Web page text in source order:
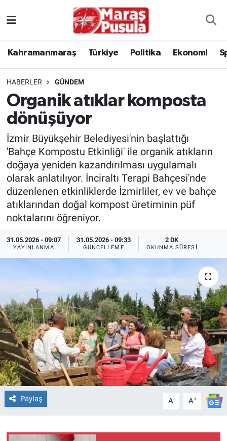
Kahramanmaraş Türkiye Politika Ekonomi
HABERLER GÜNDEM
Organik atıklar komposta
dönüşüyor
İzmir Büyükşehir Belediyesi'nin başlattığı
'Bahçe Kompostu Etkinliği' ile organik atıkların
doğaya yeniden kazandırılması uygulamalı
olarak anlatılıyor. İnciraltı Terapi Bahçesi'nde
düzenlenen etkinliklerde İzmirliler, ev ve bahçe
atıklarından doğal kompost üretiminin püf
noktalarını öğreniyor.
31.05.2026 - 09:07
YAYINLANMA
31.05.2026 - 09:33
GÜNCELLEME
2 DK
OKUNMA SÜRESI
Paylaş A- A+
Türkiye
Politika
Ekonomi
Spor
Kültür Sanat
Sağlık
TEKNOLOJİ
İlçeler
MAGAZİN
Bilim, Teknoloji
ASAYİŞ
ÇEVRE
İstanbul Namaz Vakitleri
İstanbul Trafik Yoğunluk Haritası
Süper Lig Puan Durumu ve Fikstür
Tüm Manşetler
Son Dakika Haberleri
Haber Arşivi